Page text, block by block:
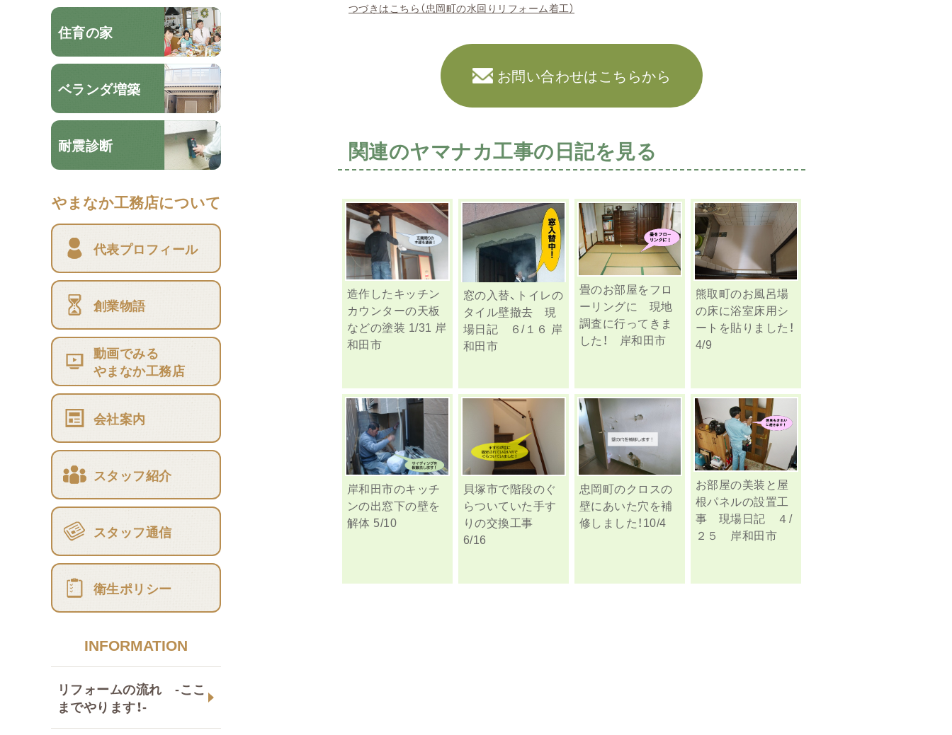
住育の家
ベランダ増築
耐震診断
やまなか工務店について
代表プロフィール
創業物語
動画でみる
やまなか工務店
会社案内
スタッフ紹介
スタッフ通信
衛生ポリシー
INFORMATION
リフォームの流れ -ここ
までやります！-
つづきはこちら（忠岡町の水回りリフォーム着工）
お問い合わせはこちらから
関連のヤマナカ工事の日記を見る
造作したキッチン
カウンターの天板
などの塗装 1/31 岸
和田市
窓の入替、トイレの
タイル壁撤去 現
場日記 ６/１６ 岸
和田市
畳のお部屋をフロ
ーリングに 現地
調査に行ってきま
した！ 岸和田市
熊取町のお風呂場
の床に浴室床用シ
ートを貼りました！
4/9
岸和田市のキッチ
ンの出窓下の壁を
解体 5/10
貝塚市で階段のぐ
らついていた手す
りの交換工事
6/16
忠岡町のクロスの
壁にあいた穴を補
修しました！10/4
お部屋の美装と屋
根パネルの設置工
事 現場日記 ４/
２５ 岸和田市